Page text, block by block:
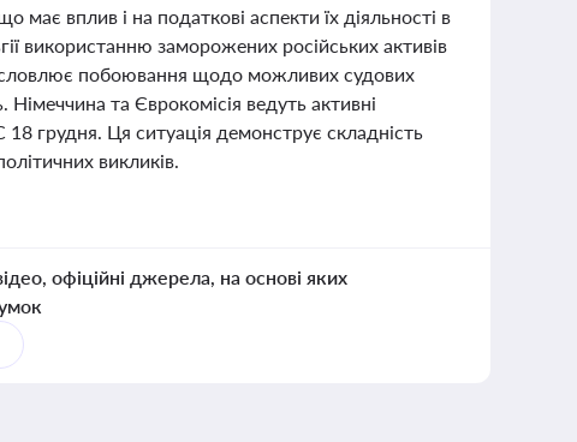
вплив і на податкові аспекти їх діяльності в
використанню заморожених російських активів
побоювання щодо можливих судових
Німеччина та Єврокомісія ведуть активні
грудня. Ця ситуація демонструє складність
викликів.
офіційні джерела, на основі яких